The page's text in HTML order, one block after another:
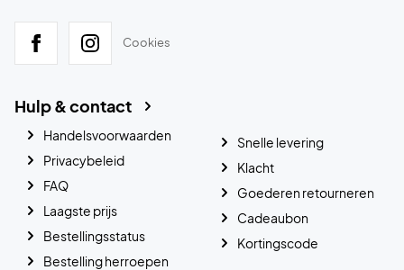
Cookies
Hulp & contact
Handelsvoorwaarden
Privacybeleid
FAQ
Laagste prijs
Bestellingsstatus
Bestelling herroepen
Snelle levering
Klacht
Goederen retourneren
Cadeaubon
Kortingscode